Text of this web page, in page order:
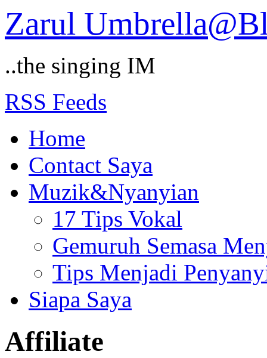
Zarul
..the singing IM
RSS Feeds
Home
Contact Saya
Muzik&Nyanyian
17 Tips Vokal
Gemuruh Semasa
Tips Menjadi
Siapa Saya
Affiliate